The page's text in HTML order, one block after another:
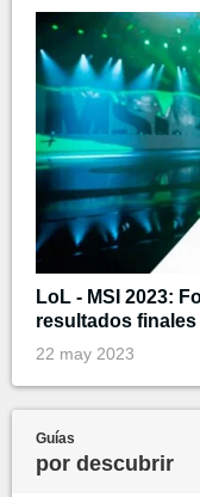
LoL - MSI 2023:
resultados
22 may 2023
Guías
por descubrir